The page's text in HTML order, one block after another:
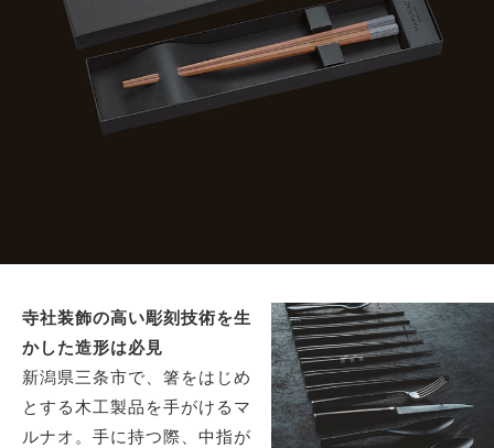
寺社装飾の高い彫刻技術を生
かした造形は必見
新潟県三条市で、箸をはじめ
とする木工製品を手がけるマ
ルナオ。手に持つ際、中指が